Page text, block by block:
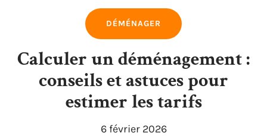
DÉMÉNAGER
Calculer un déménagement :
conseils et astuces pour
estimer les tarifs
6 février 2026